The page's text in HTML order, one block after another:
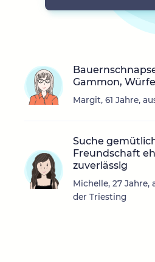
Gammon,
Margit, 61 Jahre,
Suche
Freundschaft
zuverlässig
Michelle, 27 Jahre,
der Triesting